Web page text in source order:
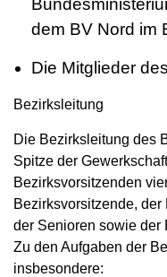
dem BV Nord im
Die Mitglieder
Bezirksleitung
Die Bezirksleitung des
Spitze der
Bezirksvorsitzenden
Bezirksvorsitzende,
der Senioren sowie der
Zu den Aufgaben der
insbesondere: